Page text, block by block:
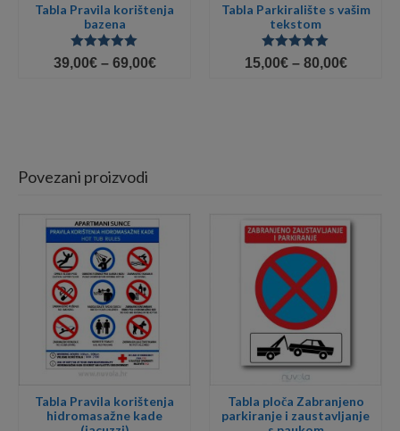
Tabla Pravila korištenja
bazena
Ocjenjeno
5.00
od 5
39,00€ – 69,00€Price
Tabla Parkiralište s vašim
tekstom
Ocjenjeno
5.00
od 5
15,00€ – 80,00€Price
Povezani proizvodi
Tabla Pravila korištenja
hidromasažne kade
Tabla ploča Zabranjeno
parkiranje i zaustavljanje